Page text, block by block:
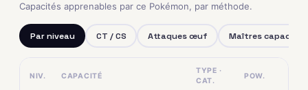
Capacités apprenables par ce Pokémon, par méthode.
Par niveau CT / CS Attaques œuf Maîtres capacités
NIV. CAPACITÉ
TYPE ·
CAT.
POW.